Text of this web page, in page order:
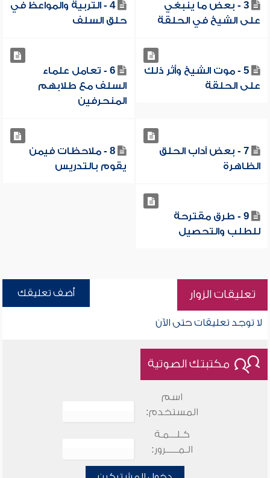
3 - بعض ما ينبغي
على الشيخ في الحلقة
4 - التربية والمواعظ في
حلق السلف
5 - موت الشيخ وأثر ذلك
على الحلقة
6 - تعامل علماء
السلف مع طلابهم
المنحرفين
7 - بعض آداب الحلق
الظاهرة
8 - ملاحظات فيمن
يقوم بالتدريس
9 - طرق مقترحة
للطلب والتحصيل
تعليقات الزوار أضف تعليقك
لا توجد تعليقات حتى الآن
مكتبتك الصوتية
اسم
المستخدم:
كـلـــمـة
الـمـــــرور: